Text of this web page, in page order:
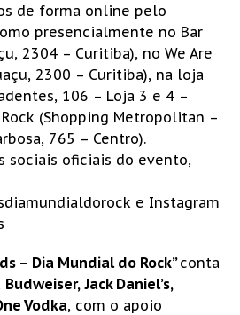
de forma online pelo
presencialmente no Bar
2304 – Curitiba), no We Are
2300 – Curitiba), na loja
106 – Loja 3 e 4 –
(Shopping Metropolitan –
765 – Centro).
sociais oficiais do evento,
e Instagram
– Dia Mundial do Rock”conta
Budweiser, Jack Daniel’s,
Vodka, com o apoio